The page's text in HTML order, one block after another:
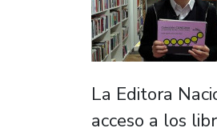
La Editora
acceso a los